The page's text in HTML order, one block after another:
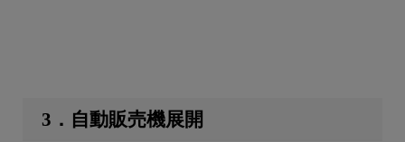
3．自動販売機展開